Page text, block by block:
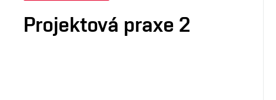
Projektová praxe 2